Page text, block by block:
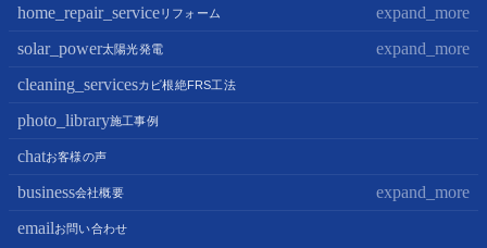
屋根カバー工法
谷板金工事
外壁塗装
屋根塗装
home_repair_serviceリフォーム expand_more
キッチンリフォーム
バスルームリフォーム
solar_power太陽光発電 expand_more
太陽光パネル設置
蓄電池設置
cleaning_servicesカビ根絶FRS工法
photo_library施工事例
chatお客様の声
business会社概要 expand_more
会社案内
emailお問い合わせ